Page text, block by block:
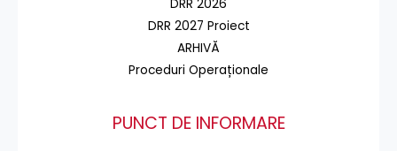
DRR 2026
DRR 2027 Proiect
ARHIVĂ
Proceduri Operaționale
PUNCT DE INFORMARE